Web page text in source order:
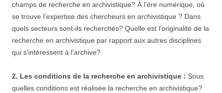
champs de recherche en archivistique? À l’ère numérique, où
se trouve l’expertise des chercheurs en archivistique ? Dans
quels secteurs sont-ils recherchés? Quelle est l’originalité de la
recherche en archivistique par rapport aux autres disciplines
qui s’intéressent à l’archive?
2. Les conditions de la recherche en archivistique : Sous
quelles conditions est réalisée la recherche en archivistique?